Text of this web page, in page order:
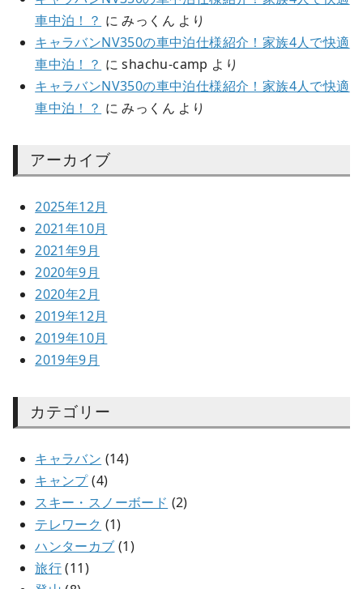
車中泊！？ にみっくん より
キャラバンNV350の車中泊仕様紹介！家族4人で快適
車中泊！？ にshachu-camp より
キャラバンNV350の車中泊仕様紹介！家族4人で快適
車中泊！？ にみっくん より
アーカイブ
2025年12月
2021年10月
2021年9月
2020年9月
2020年2月
2019年12月
2019年10月
2019年9月
カテゴリー
キャラバン (14)
キャンプ(4)
スキー・スノーボード (2)
テレワーク (1)
ハンターカブ (1)
旅行(11)